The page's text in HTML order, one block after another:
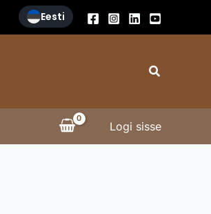
Eesti
Search
Logi sisse